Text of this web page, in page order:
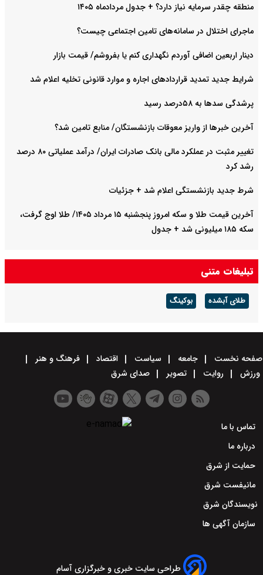
منطقه چقدر سرمایه نیاز دارد؟ + جدول مردادماه ۱۴۰۵
ماجرای اختلال در سامانه‌های تامین اجتماعی چیست؟
دینار اربعین اضافی آوردم نگهداری کنم یا بفروشم/ قیمت بازار
شرایط جدید تمدید قراردادهای اجاره و موارد قانونی تخلیه اعلام شد
پرشدگی سدها به ۵۸درصد رسید
آخرین خبرها از واریز معوقات بازنشستگان/ منابع تامین شد؟
تغییر مثبت در عملکرد مالی بانک صادرات ایران/ درآمد عملیاتی ۸۰ درصد
رشد کرد
شرط جدید بازنشستگی اعلام شد + جزئیات
آخرین قیمت طلا و سکه امروز پنجشنبه ۱۵ مرداد ۱۴۰۵/ طلا اوج گرفت،
سکه ۱۸۵ میلیونی شد + جدول
تبلیغات متنی
طلای آبشده بوکینگ
صفحه نخست جامعه سیاست اقتصاد
فرهنگ و هنر
ورزش
روایت تصویر صدای شرق
تماس با ما
درباره ما
حمایت از شرق
مانیفست شرق
نویسندگان شرق
سازمان آگهی ها
طراحی سایت خبری و خبرگزاری آسام